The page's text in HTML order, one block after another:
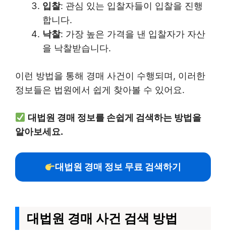
입찰: 관심 있는 입찰자들이 입찰을 진행
합니다.
낙찰: 가장 높은 가격을 낸 입찰자가 자산
을 낙찰받습니다.
이런 방법을 통해 경매 사건이 수행되며, 이러한
정보들은 법원에서 쉽게 찾아볼 수 있어요.
대법원 경매 정보를 손쉽게 검색하는 방법을
알아보세요.
대법원 경매 정보 무료 검색하기
대법원 경매 사건 검색 방법